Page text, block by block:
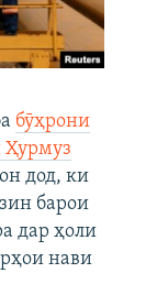
бӯҳрони
Ҳурмуз
дод, ки
барои
дар ҳоли
нави